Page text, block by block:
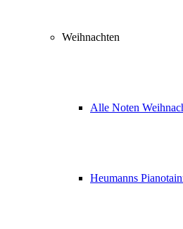
Weihnachten
Alle Noten
Heumanns